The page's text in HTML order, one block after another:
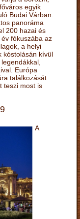
egyik
Budai Várban.
panoráma
200 hazai és
fókuszába az
a helyi
kóstolásán kívül
Európa
találkozását
teszi most is
A